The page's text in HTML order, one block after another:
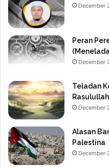
December
Peran
December
Teladan
December
Alasan
Palestina
December